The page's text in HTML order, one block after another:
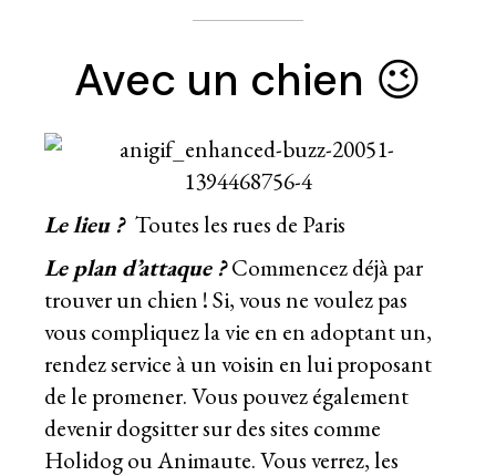
Avec un chien 😉
Le lieu ?Toutes les rues de Paris
Le plan d’attaque ?Commencez déjà par
trouver un chien ! Si, vous ne voulez pas
vous compliquez la vie en en adoptant un,
rendez service à un voisin en lui proposant
de le promener. Vous pouvez également
devenir dogsitter sur des sites comme
HolidogouAnimaute.Vous verrez, les